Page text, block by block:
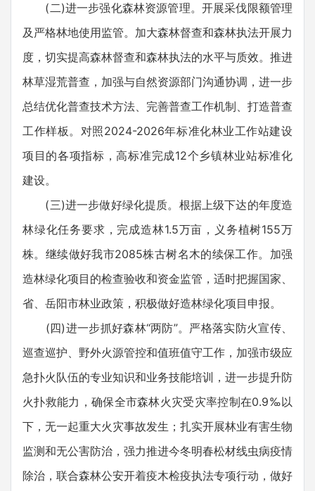
(二)进一步强化森林资源管理。开展采伐限额管理
及严格林地使用监管。加大森林督查和森林执法开展力
度，切实提高森林督查和森林执法的水平与质效。推进
林草湿荒普查，加强与自然资源部门沟通协调，进一步
总结优化普查技术方法、完善普查工作机制、打造普查
工作样板。对照2024-2026年标准化林业工作站建设
项目的各项指标，高标准完成12个乡镇林业站标准化
建设。
(三)进一步做好绿化提质。根据上级下达的年度造
林绿化任务要求，完成造林1.5万亩，义务植树155万
株。继续做好我市2085株古树名木的续保工作。加强
造林绿化项目的检查验收和资金监管，适时把握国家、
省、岳阳市林业政策，积极做好造林绿化项目申报。
(四)进一步抓好森林“两防”。严格落实防火宣传、
巡查巡护、野外火源管控和值班值守工作，加强市级应
急扑火队伍的专业知识和业务技能培训，进一步提升防
火扑救能力，确保全市森林火灾受灾率控制在0.9‰以
下，无一起重大火灾事故发生；扎实开展林业有害生物
监测和无公害防治，强力推进今冬明春松材线虫病疫情
除治，联合森林公安开着疫木检疫执法专项行动，做好